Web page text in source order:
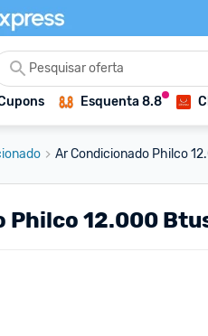
Esquenta 8.8
Ar Condicionado Philco
Philco 12.000